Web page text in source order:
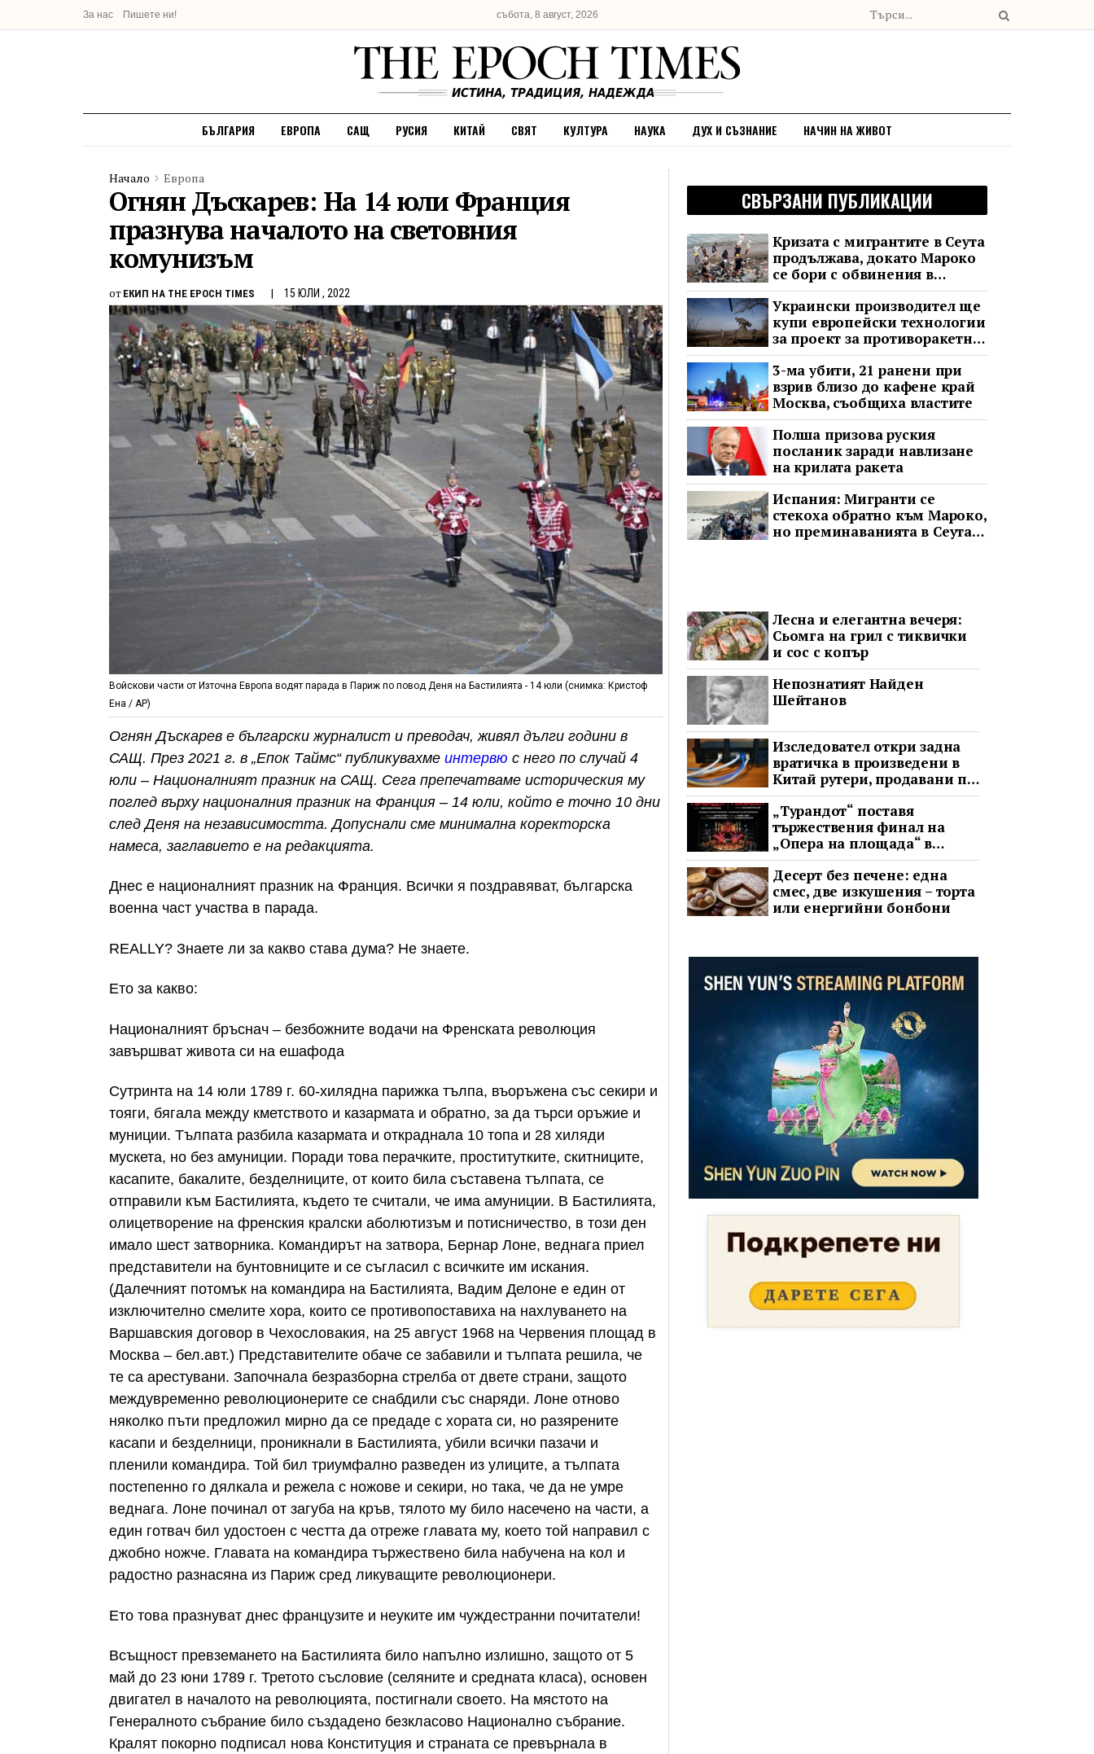
За нас Пишете ни! събота, 8 август, 2026
БЪЛГАРИЯ ЕВРОПА САЩ РУСИЯ КИТАЙ СВЯТ КУЛТУРА НАУКА ДУХ И СЪЗНАНИЕ НАЧИН НА ЖИВОТ
Начало Европа
Огнян Дъскарев: На 14 юли Франция
празнува началото на световния
комунизъм
от ЕКИП НА THE EPOCH TIMES 15 ЮЛИ , 2022
Войскови части от Източна Европа водят парада в Париж по повод Деня на Бастилията - 14 юли (снимка: Кристоф
Ена / АР)
Огнян Дъскарев е български журналист и преводач, живял дълги години в
САЩ. През 2021 г. в „Епок Таймс“ публикувахме интервю с него по случай 4
юли – Националният празник на САЩ. Сега препечатваме историческия му
поглед върху националния празник на Франция – 14 юли, който е точно 10 дни
след Деня на независимостта. Допуснали сме минимална коректорска
намеса, заглавието е на редакцията.
Днес е националният празник на Франция. Всички я поздравяват, българска
военна част участва в парада.
REALLY? Знаете ли за какво става дума? Не знаете.
Ето за какво:
Националният бръснач – безбожните водачи на Френската революция
завършват живота си на ешафода
Сутринта на 14 юли 1789 г. 60-хилядна парижка тълпа, въоръжена със секири и
тояги, бягала между кметството и казармата и обратно, за да търси оръжие и
муниции. Тълпата разбила казармата и откраднала 10 топа и 28 хиляди
мускета, но без амуниции. Поради това перачките, проститутките, скитниците,
касапите, бакалите, безделниците, от които била съставена тълпата, се
отправили към Бастилията, където те считали, че има амуниции. В Бастилията,
олицетворение на френския кралски аболютизъм и потисничество, в този ден
имало шест затворника. Командирът на затвора, Бернар Лоне, веднага приел
представители на бунтовниците и се съгласил с всичките им искания.
(Далечният потомък на командира на Бастилията, Вадим Делоне е един от
изключително смелите хора, които се противопоставиха на нахлуването на
Варшавския договор в Чехословакия, на 25 август 1968 на Червения площад в
Москва – бел.авт.) Представителите обаче се забавили и тълпата решила, че
те са арестувани. Започнала безразборна стрелба от двете страни, защото
междувременно революционерите се снабдили със снаряди. Лоне отново
няколко пъти предложил мирно да се предаде с хората си, но разярените
касапи и безделници, проникнали в Бастилията, убили всички пазачи и
пленили командира. Той бил триумфално разведен из улиците, а тълпата
постепенно го дялкала и режела с ножове и секири, но така, че да не умре
веднага. Лоне починал от загуба на кръв, тялото му било насечено на части, а
един готвач бил удостоен с честта да отреже главата му, което той направил с
джобно ножче. Главата на командира тържествено била набучена на кол и
радостно разнасяна из Париж сред ликуващите революционери.
Ето това празнуват днес французите и неуките им чуждестранни почитатели!
Всъщност превземането на Бастилията било напълно излишно, защото от 5
май до 23 юни 1789 г. Третото съсловие (селяните и средната класа), основен
двигател в началото на революцията, постигнали своето. На мястото на
Генералното събрание било създадено безкласово Национално събрание.
Кралят покорно подписал нова Конституция и страната се превърнала в
СВЪРЗАНИ ПУБЛИКАЦИИ
Кризата с мигрантите в Сеута
продължава, докато Мароко
се бори с обвинения в
чужбина и с гнева у дома
Украински производител ще
купи европейски технологии
за проект за противоракетна
отбрана
3-ма убити, 21 ранени при
взрив близо до кафене край
Москва, съобщиха властите
Полша призова руския
посланик заради навлизане
на крилата ракета
Испания: Мигранти се
стекоха обратно към Мароко,
но преминаванията в Сеута
Лесна и елегантна вечеря:
Сьомга на грил с тиквички
и сос с копър
Непознатият Найден
Шейтанов
Изследовател откри задна
вратичка в произведени в
Китай рутери, продавани по
целия свят
„Турандот“ поставя
тържествения финал на
„Опера на площада“ в
София
Десерт без печене: една
смес, две изкушения – торта
или енергийни бонбони